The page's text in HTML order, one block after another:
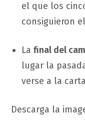
el que los
consiguieron
La final del
lugar la
verse a la
Descarga la